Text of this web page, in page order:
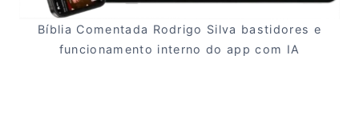
Bíblia Comentada Rodrigo Silva bastidores e
funcionamento interno do app com IA